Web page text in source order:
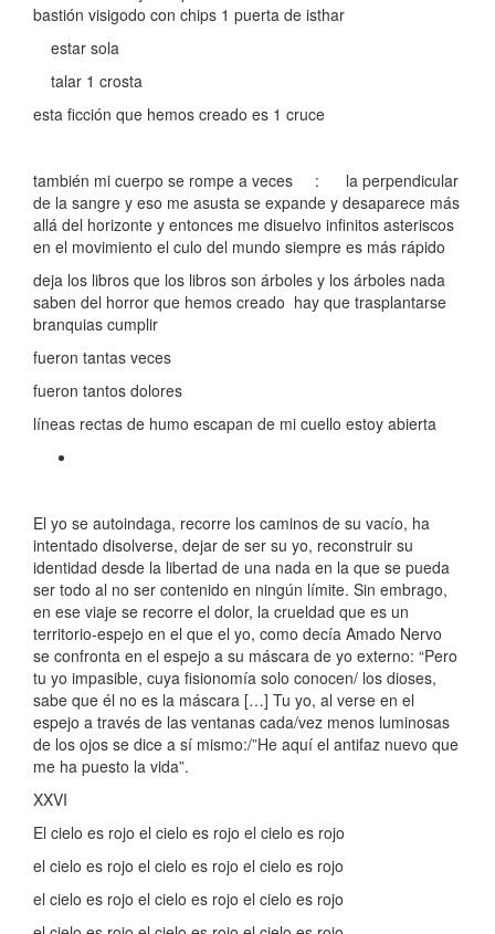
bastión visigodo con chips 1 puerta de isthar
estar sola
talar 1 crosta
esta ficción que hemos creado es 1 cruce
también mi cuerpo se rompe a veces : la perpendicular
de la sangre y eso me asusta se expande y desaparece más
allá del horizonte y entonces me disuelvo infinitos asteriscos
en el movimiento el culo del mundo siempre es más rápido
deja los libros que los libros son árboles y los árboles nada
saben del horror que hemos creado hay que trasplantarse
branquias cumplir
fueron tantas veces
fueron tantos dolores
líneas rectas de humo escapan de mi cuello estoy abierta
El yo se autoindaga, recorre los caminos de su vacío, ha
intentado disolverse, dejar de ser su yo, reconstruir su
identidad desde la libertad de una nada en la que se pueda
ser todo al no ser contenido en ningún límite. Sin embrago,
en ese viaje se recorre el dolor, la crueldad que es un
territorio-espejo en el que el yo, como decía Amado Nervo
se confronta en el espejo a su máscara de yo externo: “Pero
tu yo impasible, cuya fisionomía solo conocen/ los dioses,
sabe que él no es la máscara […] Tu yo, al verse en el
espejo a través de las ventanas cada/vez menos luminosas
de los ojos se dice a sí mismo:/”He aquí el antifaz nuevo que
me ha puesto la vida”.
XXVI
El cielo es rojo el cielo es rojo el cielo es rojo
el cielo es rojo el cielo es rojo el cielo es rojo
el cielo es rojo el cielo es rojo el cielo es rojo